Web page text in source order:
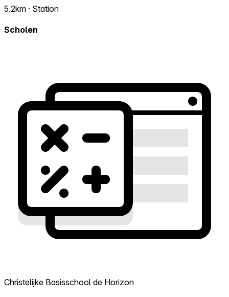
5.2km · Station
Scholen
Christelijke Basisschool de Horizon